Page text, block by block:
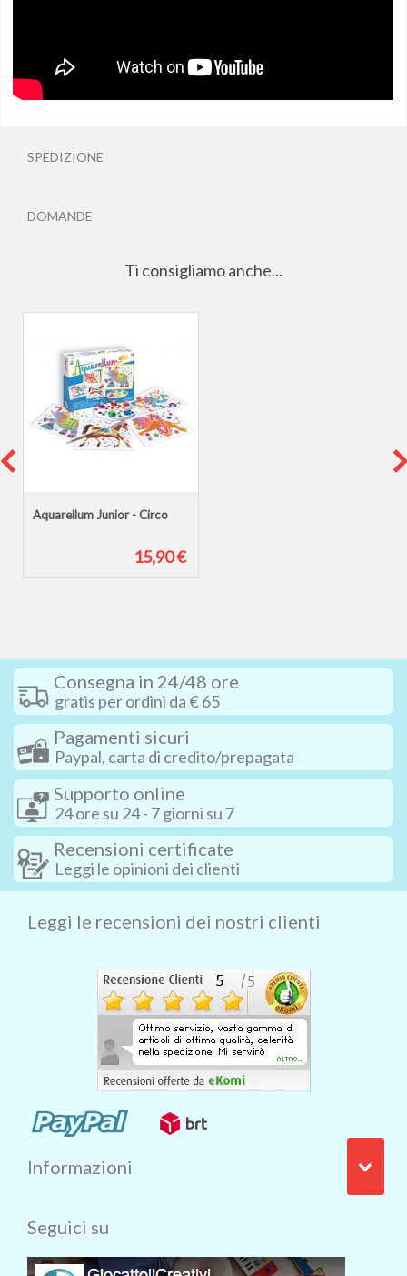
SPEDIZIONE
DOMANDE
Ti consigliamo anche...
Aquarellum Junior - Circo
15,90 €
Consegna in 24/48 ore
gratis per ordini da € 65
Pagamenti sicuri
Paypal, carta di credito/prepagata
Supporto online
24 ore su 24 - 7 giorni su 7
Recensioni certificate
Leggi le opinioni dei clienti
Leggi le recensioni dei nostri clienti
Informazioni
Seguici su